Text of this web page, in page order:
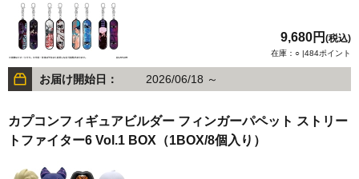
9,680円 (税込)
在庫：○ |484ポイント
お届け開始日： 2026/06/18 ～
カプコンフィギュアビルダー フィンガーパペット ストリー
トファイター6 Vol.1 BOX（1BOX/8個入り）